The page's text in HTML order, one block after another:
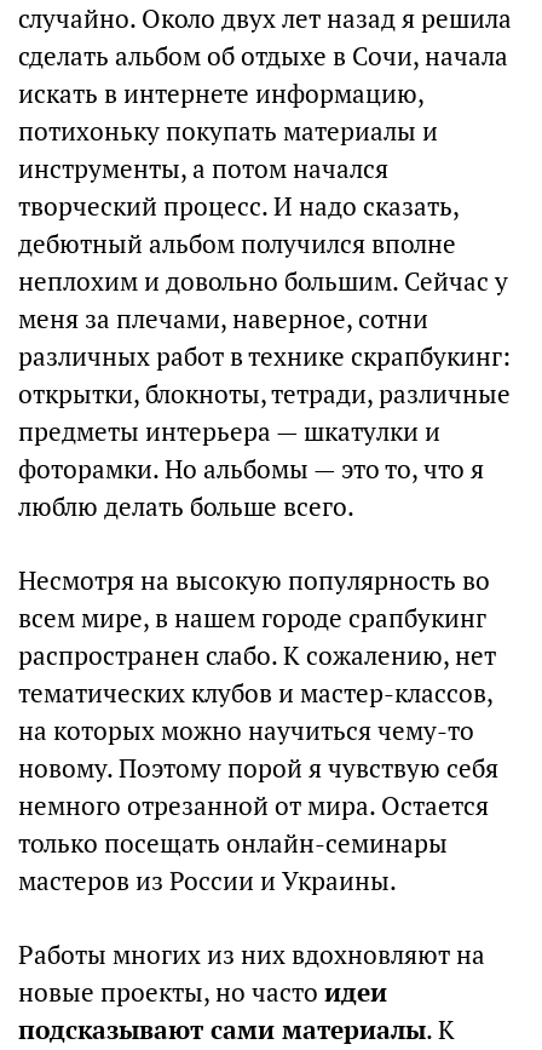
случайно. Около двух лет назад я решила
сделать альбом об отдыхе в Сочи, начала
искать в интернете информацию,
потихоньку покупать материалы и
инструменты, а потом начался
творческий процесс. И надо сказать,
дебютный альбом получился вполне
неплохим и довольно большим. Сейчас у
меня за плечами, наверное, сотни
различных работ в технике скрапбукинг:
открытки, блокноты, тетради, различные
предметы интерьера — шкатулки и
фоторамки. Но альбомы — это то, что я
люблю делать больше всего.
Несмотря на высокую популярность во
всем мире, в нашем городе срапбукинг
распространен слабо. К сожалению, нет
тематических клубов и мастер-классов,
на которых можно научиться чему-то
новому. Поэтому порой я чувствую себя
немного отрезанной от мира. Остается
только посещать онлайн-семинары
мастеров из России и Украины.
Работы многих из них вдохновляют на
новые проекты, но часто идеи
подсказывают сами материалы. К